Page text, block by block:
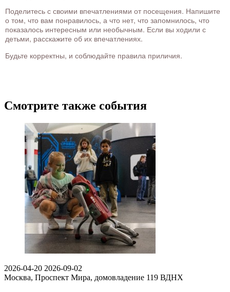
Поделитесь с своими впечатлениями от посещения. Напишите
о том, что вам понравилось, а что нет, что запомнилось, что
показалось интересным или необычным. Если вы ходили с
детьми, расскажите об их впечатлениях.
Будьте корректны, и соблюдайте правила приличия.
Смотрите также события
2026-04-20 2026-09-02
Москва, Проспект Мира, домовладение 119 ВДНХ